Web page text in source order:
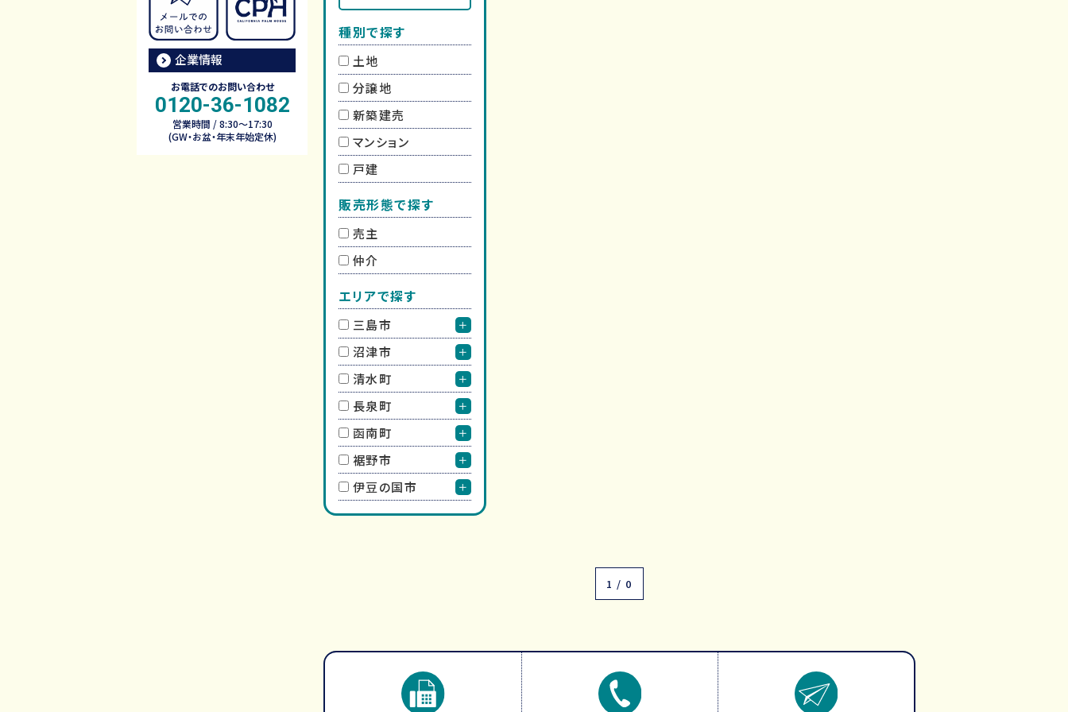
企業情報
お電話でのお問い合わせ
0120-36-1082
営業時間 / 8:30～17:30
(GW・お盆・年末年始定休)
種別で探す
土地
分譲地
新築建売
マンション
戸建
販売形態で探す
売主
仲介
エリアで探す
三島市
沼津市
清水町
長泉町
函南町
裾野市
伊豆の国市
1 / 0